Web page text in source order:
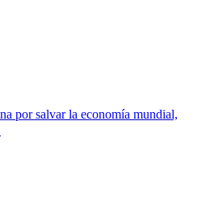
por salvar la economía mundial,